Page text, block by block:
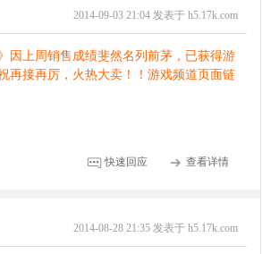
2014-09-03 21:04 发表于 h5.17k.com
因上周销售成绩斐然名列前茅，已获得游
再接再厉，火热大卖！！游戏频道页面链
快速回应 查看详情
2014-08-28 21:35 发表于 h5.17k.com